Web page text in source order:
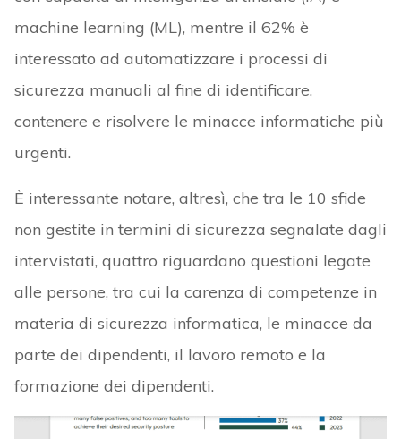
machine learning (ML), mentre il 62% è
interessato ad automatizzare i processi di
sicurezza manuali al fine di identificare,
contenere e risolvere le minacce informatiche più
urgenti.
È interessante notare, altresì, che tra le 10 sfide
non gestite in termini di sicurezza segnalate dagli
intervistati, quattro riguardano questioni legate
alle persone, tra cui la carenza di competenze in
materia di sicurezza informatica, le minacce da
parte dei dipendenti, il lavoro remoto e la
formazione dei dipendenti.